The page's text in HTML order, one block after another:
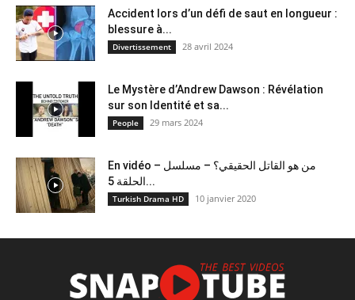
Accident lors d’un défi de saut en longueur :
blessure à...
Divertissement 28 avril 2024
Le Mystère d’Andrew Dawson : Révélation
sur son Identité et sa...
People 29 mars 2024
En vidéo – من هو القاتل الحقيقي؟ – مسلسل
الحلقة 5...
Turkish Drama HD 10 janvier 2020